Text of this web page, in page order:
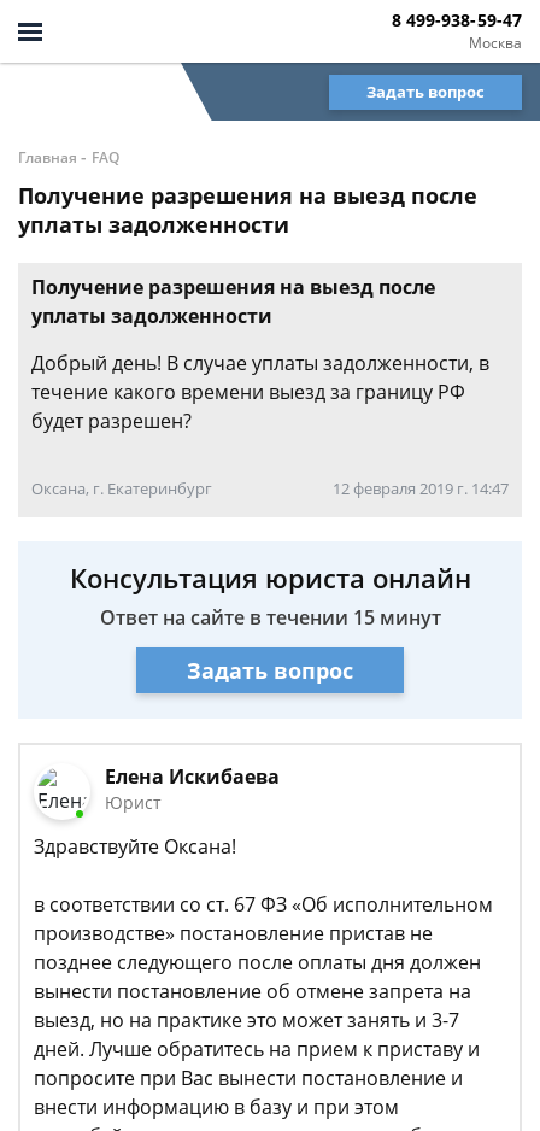
Москва
8 499-938-59-47
Задать вопрос
Главная - FAQ
Получение разрешения на выезд после
уплаты задолженности
Получение разрешения на выезд после
уплаты задолженности
Добрый день! В случае уплаты задолженности, в
течение какого времени выезд за границу РФ
будет разрешен?
Оксана, г. Екатеринбург 12 февраля 2019 г. 14:47
Консультация юриста онлайн
Ответ на сайте в течении 15 минут
Задать вопрос
Елена Искибаева
Юрист
Здравствуйте Оксана!
в соответствии со ст. 67 ФЗ «Об исполнительном
производстве» постановление пристав не
позднее следующего после оплаты дня должен
вынести постановление об отмене запрета на
выезд, но на практике это может занять и 3-7
дней. Лучше обратитесь на прием к приставу и
попросите при Вас вынести постановление и
внести информацию в базу и при этом